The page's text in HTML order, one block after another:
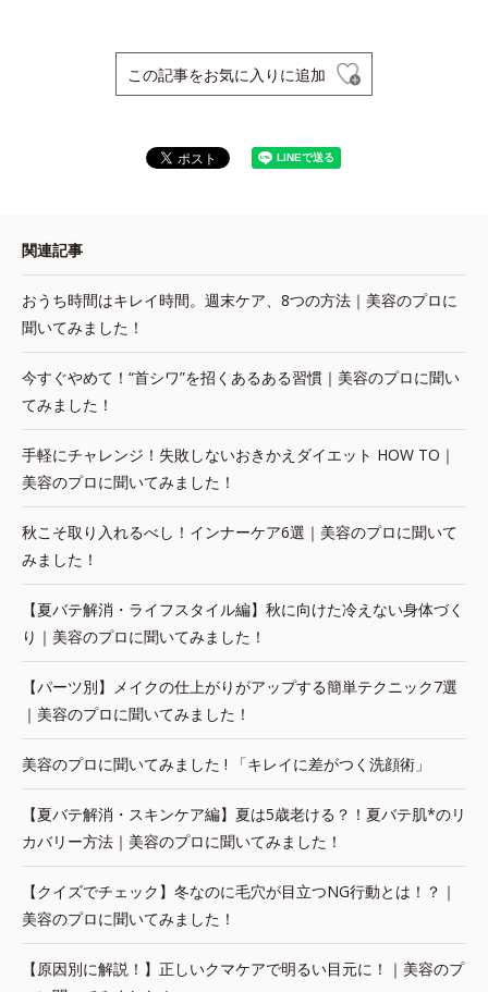
この記事をお気に入りに追加
関連記事
おうち時間はキレイ時間。週末ケア、8つの方法｜美容のプロに
聞いてみました！
今すぐやめて！“首シワ”を招くあるある習慣｜美容のプロに聞い
てみました！
手軽にチャレンジ！失敗しないおきかえダイエット HOW TO｜
美容のプロに聞いてみました！
秋こそ取り入れるべし！インナーケア6選｜美容のプロに聞いて
みました！
【夏バテ解消・ライフスタイル編】秋に向けた冷えない身体づく
り｜美容のプロに聞いてみました！
【パーツ別】メイクの仕上がりがアップする簡単テクニック7選
｜美容のプロに聞いてみました！
美容のプロに聞いてみました ! 「キレイに差がつく洗顔術」
【夏バテ解消・スキンケア編】夏は5歳老ける？！夏バテ肌*のリ
カバリー方法｜美容のプロに聞いてみました！
【クイズでチェック】冬なのに毛穴が目立つNG行動とは！？｜
美容のプロに聞いてみました！
【原因別に解説！】正しいクマケアで明るい目元に！｜美容のプ